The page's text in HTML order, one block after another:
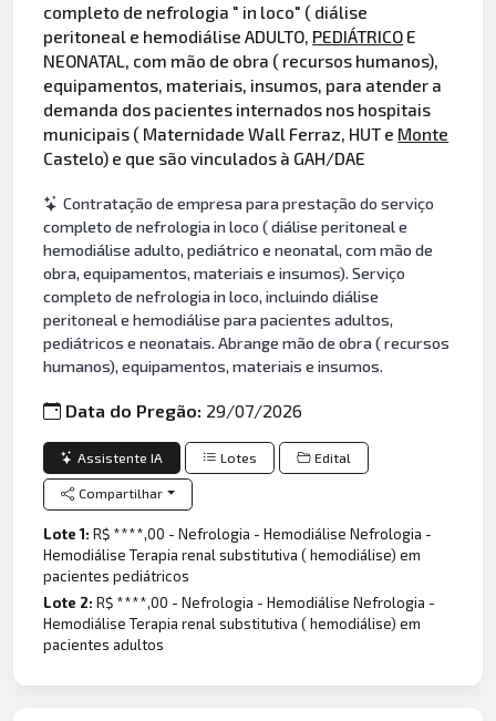
completo de nefrologia " in loco" ( diálise
peritoneal e hemodiálise ADULTO, PEDIÁTRICO E
NEONATAL, com mão de obra ( recursos humanos),
equipamentos, materiais, insumos, para atender a
demanda dos pacientes internados nos hospitais
municipais ( Maternidade Wall Ferraz, HUT e Monte
Castelo) e que são vinculados à GAH/DAE
Contratação de empresa para prestação do serviço
completo de nefrologia in loco ( diálise peritoneal e
hemodiálise adulto, pediátrico e neonatal, com mão de
obra, equipamentos, materiais e insumos). Serviço
completo de nefrologia in loco, incluindo diálise
peritoneal e hemodiálise para pacientes adultos,
pediátricos e neonatais. Abrange mão de obra ( recursos
humanos), equipamentos, materiais e insumos.
Data do Pregão: 29/07/2026
Assistente IA Lotes Edital
Compartilhar
Lote 1:R$ ****,00 - Nefrologia - Hemodiálise Nefrologia -
Hemodiálise Terapia renal substitutiva ( hemodiálise) em
pacientes pediátricos
Lote 2:R$ ****,00 - Nefrologia - Hemodiálise Nefrologia -
Hemodiálise Terapia renal substitutiva ( hemodiálise) em
pacientes adultos